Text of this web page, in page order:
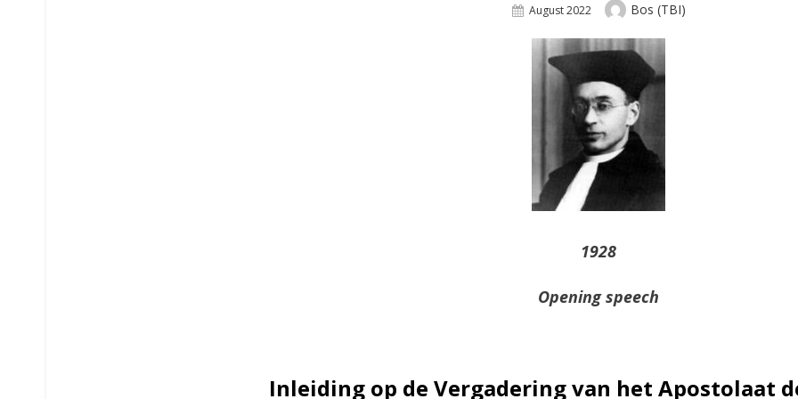
Posted
August 2022 Author
Bos (TBI)
1928
Opening speech
Inleiding op de Vergadering van het Apostolaat